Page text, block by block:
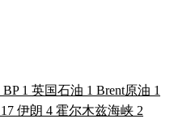
BP 1 英国石油 1 Brent原油 1
17 伊朗 4 霍尔木兹海峡 2